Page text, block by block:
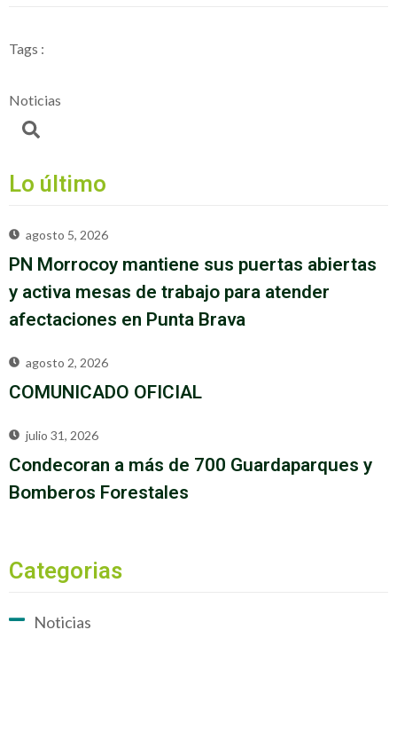
Tags :
Noticias
Lo último
agosto 5, 2026
PN Morrocoy mantiene sus puertas abiertas
y activa mesas de trabajo para atender
afectaciones en Punta Brava
agosto 2, 2026
COMUNICADO OFICIAL
julio 31, 2026
Condecoran a más de 700 Guardaparques y
Bomberos Forestales
Categorias
Noticias